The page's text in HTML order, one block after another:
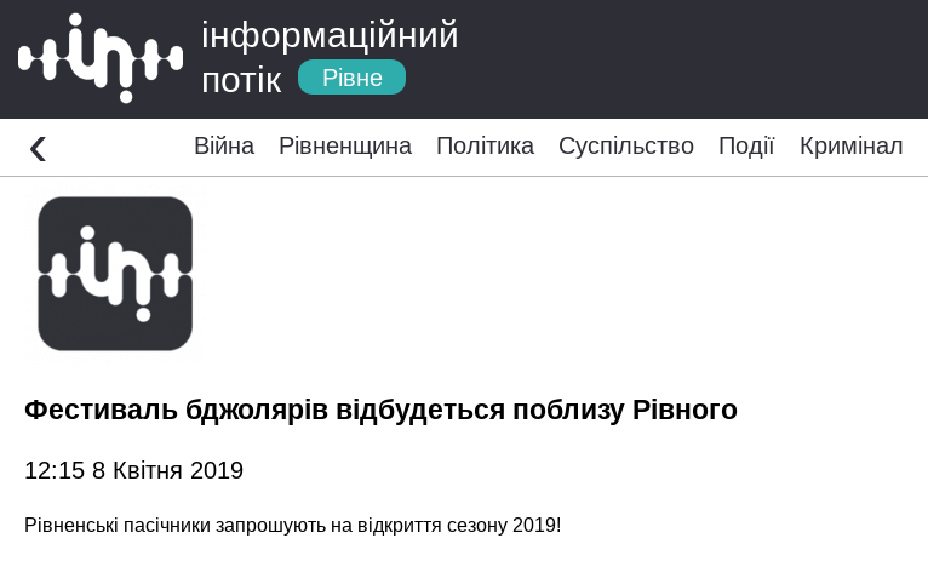
інформаційний
потік
Рівне
Війна Рівненщина Політика Суспільство Події Кримінал
‹
Фестиваль бджолярів відбудеться поблизу Рівного
12:15 8 Квітня 2019
Рівненські пасічники запрошують на відкриття сезону 2019!